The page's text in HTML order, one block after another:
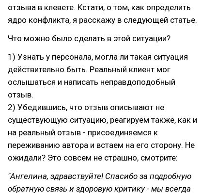
отзыва в клевете. Кстати, о том, как определить
ядро конфликта, я расскажу в следующей статье.
Что можно было сделать в этой ситуации?
1) Узнать у персонала, могла ли такая ситуация
действительно быть. Реальный клиент мог
ослышаться и написать неправдоподобный
отзыв.
2) Убедившись, что отзыв описывают не
существующую ситуацию, реагируем также, как и
на реальный отзыв - присоединяемся к
переживанию автора и встаем на его сторону. Не
ожидали? Это совсем не страшно, смотрите:
"Ангелина, здравствуйте! Спасибо за подробную
обратную связь и здоровую критику - мы всегда